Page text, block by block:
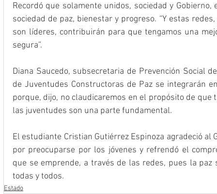
Recordó que solamente unidos, sociedad y
sociedad de paz, bienestar y progreso. “Y estas
son líderes, contribuirán para que tengamos una
segura”.
Diana Saucedo, subsecretaria de Prevención Social
de Juventudes Constructoras de Paz se integrarán
porque, dijo, no claudicaremos en el propósito de que
las juventudes son una parte fundamental.
El estudiante Cristian Gutiérrez Espinoza agradeció al
por preocuparse por los jóvenes y refrendó el
que se emprende, a través de las redes, pues la paz
todas y todos.
Estado